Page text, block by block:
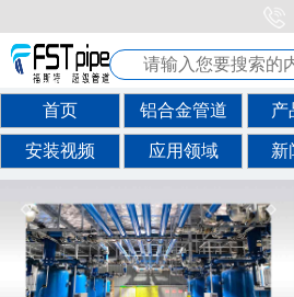
首页 铝合金管道 产
安装视频 应用领域 新